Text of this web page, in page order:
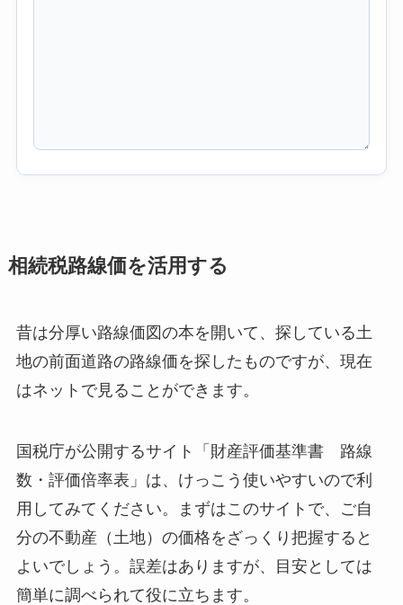
相続税路線価を活用する
昔は分厚い路線価図の本を開いて、探している土
地の前面道路の路線価を探したものですが、現在
はネットで見ることができます。
国税庁が公開するサイト「財産評価基準書 路線
数・評価倍率表」は、けっこう使いやすいので利
用してみてください。まずはこのサイトで、ご自
分の不動産（土地）の価格をざっくり把握すると
よいでしょう。誤差はありますが、目安としては
簡単に調べられて役に立ちます。